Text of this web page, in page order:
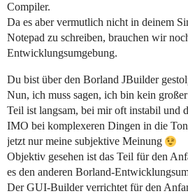
Compiler.
Da es aber vermutlich nicht in deinem
Notepad zu schreiben, brauchen wir
Entwicklungsumgebung.
Du bist über den Borland JBuilder
Nun, ich muss sagen, ich bin kein
Teil ist langsam, bei mir oft instabil und
IMO bei komplexeren Dingen in die
jetzt nur meine subjektive Meinung
Objektiv gesehen ist das Teil für den
es den anderen Borland-
Der GUI-Builder verrichtet für den